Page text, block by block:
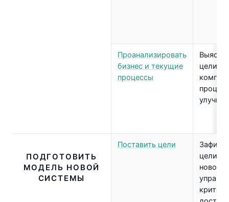
Проанализировать
бизнес и текущие
процессы
цели
ПОДГОТОВИТЬ
МОДЕЛЬ НОВОЙ
СИСТЕМЫ
Поставить цели
цели
новой